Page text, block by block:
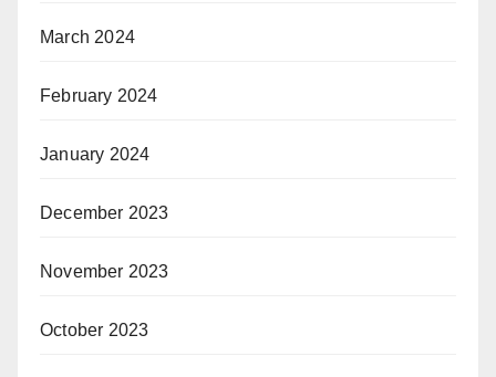
March 2024
February 2024
January 2024
December 2023
November 2023
October 2023